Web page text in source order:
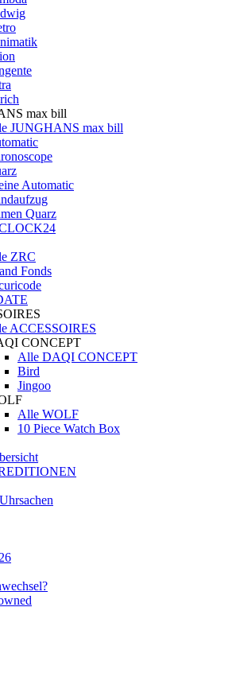
max bill
JUNGHANS max bill
Automatic
Quarz
ZRC
Fonds
ACCESSOIRES
CONCEPT
Alle DAQI CONCEPT
Bird
Jingoo
Alle WOLF
10 Piece Watch Box